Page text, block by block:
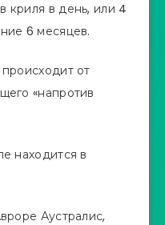
криля в день, или 4
6 месяцев.
от
«напротив
находится в
Аустралис,